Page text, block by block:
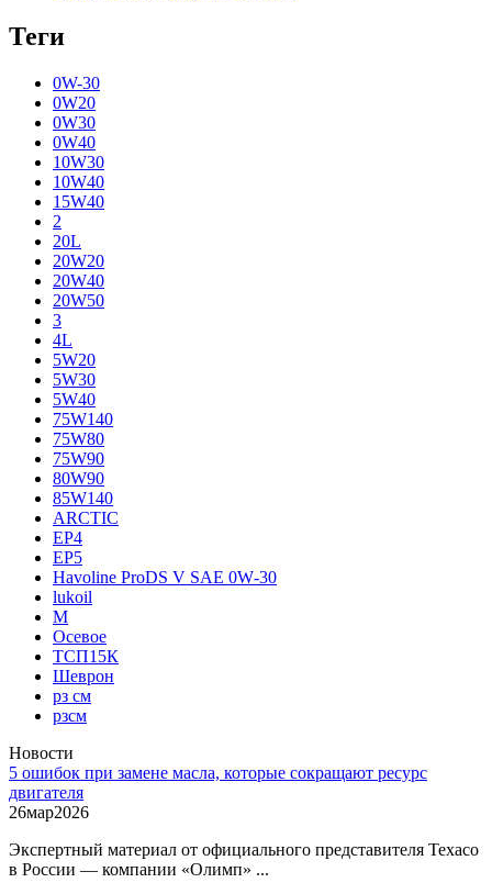
Теги
0W-30
0W20
0W30
0W40
10W30
10W40
15W40
2
20L
20W20
20W40
20W50
3
4L
5W20
5W30
5W40
75W140
75W80
75W90
80W90
85W140
ARCTIC
EP4
EP5
Havoline ProDS V SAE 0W‑30
lukoil
М
Осевое
ТСП15К
Шеврон
рз см
рзсм
Новости
5 ошибок при замене масла, которые сокращают ресурс
двигателя
26мар2026
Экспертный материал от официального представителя Texaco
в России — компании «Олимп» ...